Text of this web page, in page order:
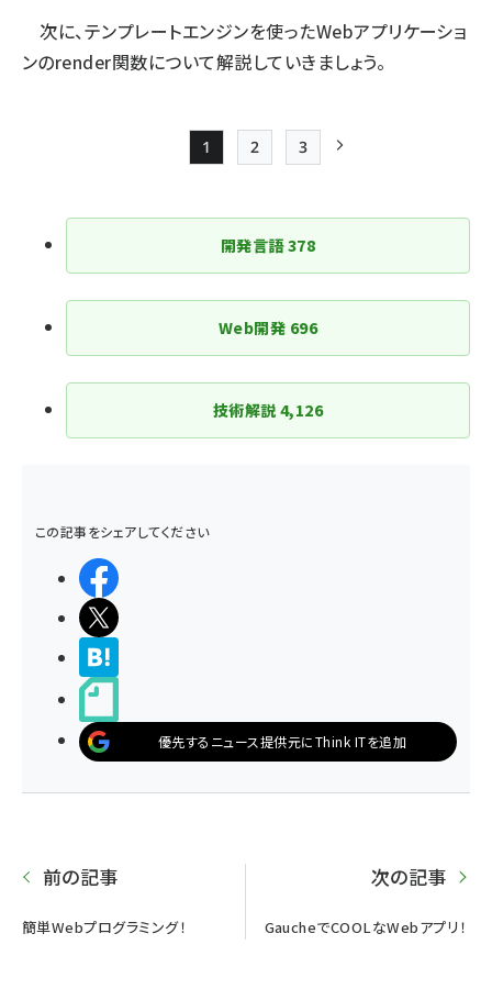
次に、テンプレートエンジンを使ったWebアプリケーショ
ンのrender関数について解説していきましょう。
ジ
送
り
Page
1
Page
2
Page
3
開発言語378
Web開発 696
技術解説 4,126
この記事をシェアしてください
優先するニュース提供元にThink ITを追加
前の記事
簡単Webプログラミング！
次の記事
GaucheでCOOLなWebアプリ！